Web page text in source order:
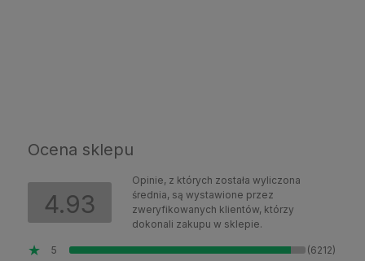
Ocena sklepu
4.93
Opinie, z których została wyliczona
średnia, są wystawione przez
zweryfikowanych klientów, którzy
dokonali zakupu w sklepie.
5
(6212)